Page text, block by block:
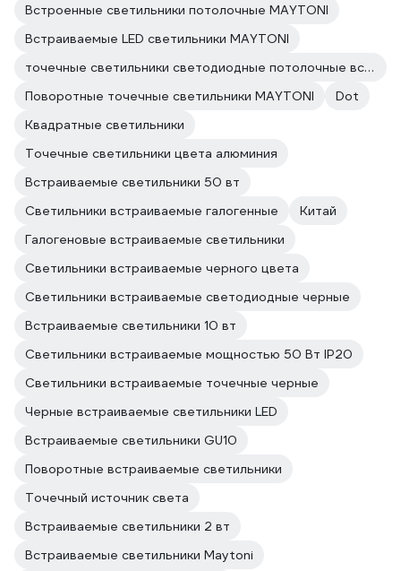
Встроенные светильники потолочные MAYTONI
Встраиваемые LED светильники MAYTONI
точечные светильники светодиодные потолочные встраиваемые MAYTONI
Поворотные точечные светильники MAYTONI
Dot
Квадратные светильники
Точечные светильники цвета алюминия
Встраиваемые светильники 50 вт
Светильники встраиваемые галогенные
Китай
Галогеновые встраиваемые светильники
Светильники встраиваемые черного цвета
Светильники встраиваемые светодиодные черные
Встраиваемые светильники 10 вт
Светильники встраиваемые мощностью 50 Вт IP20
Светильники встраиваемые точечные черные
Черные встраиваемые светильники LED
Встраиваемые светильники GU10
Поворотные встраиваемые светильники
Точечный источник света
Встраиваемые светильники 2 вт
Встраиваемые светильники Maytoni